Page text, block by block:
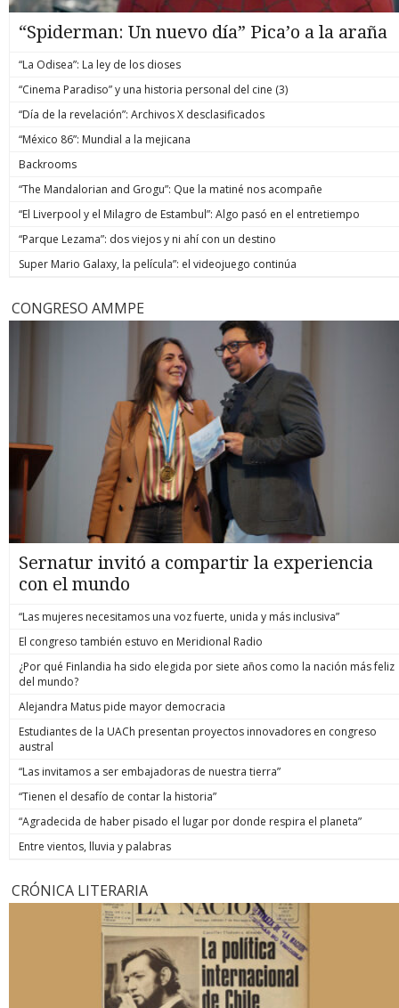
“Spiderman: Un nuevo día” Pica’o a la araña
“La Odisea”: La ley de los dioses
“Cinema Paradiso” y una historia personal del cine (3)
“Día de la revelación”: Archivos X desclasificados
“México 86”: Mundial a la mejicana
Backrooms
“The Mandalorian and Grogu”: Que la matiné nos acompañe
“El Liverpool y el Milagro de Estambul”: Algo pasó en el entretiempo
“Parque Lezama”: dos viejos y ni ahí con un destino
Super Mario Galaxy, la película”: el videojuego continúa
CONGRESO AMMPE
Sernatur invitó a compartir la experiencia
con el mundo
“Las mujeres necesitamos una voz fuerte, unida y más inclusiva”
El congreso también estuvo en Meridional Radio
¿Por qué Finlandia ha sido elegida por siete años como la nación más feliz
del mundo?
Alejandra Matus pide mayor democracia
Estudiantes de la UACh presentan proyectos innovadores en congreso
austral
“Las invitamos a ser embajadoras de nuestra tierra”
“Tienen el desafío de contar la historia”
“Agradecida de haber pisado el lugar por donde respira el planeta”
Entre vientos, lluvia y palabras
CRÓNICA LITERARIA